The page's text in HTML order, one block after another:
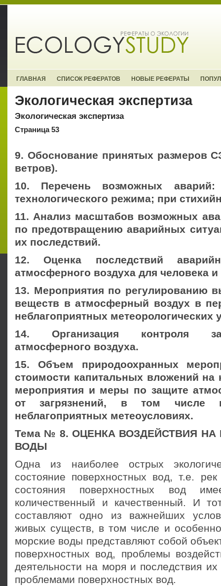
ГЛАВНАЯ СПИСОК РЕФЕРАТОВ НОВЫЕ РЕФЕРАТЫ
Экологическая экспертиза
Экологическая экспертиза
Страница 53
9. Обоснование принятых размеров
ветров).
10. Перечень возможных
технологического режима; при
11. Анализ масштабов возможных
по предотвращению аварийных
их последствий.
12. Оценка последствий
атмосферного воздуха для человека
13. Мероприятия по регулированию
веществ в атмосферный воздух в
неблагоприятных метеорологических
14. Организация контроля за
атмосферного воздуха.
15. Объем природоохранных
стоимости капитальных вложений на
мероприятия и меры по защите
от загрязнений, в том числе
неблагоприятных метеоусловиях.
Тема № 8. ОЦЕНКА ВОЗДЕЙСТВИЯ
ВОДЫ
Одна из наиболее острых
состояние поверхностных вод, т.е.
состояния поверхностных вод
количественный и качественный. И
составляют одно из важнейших
живых существ, в том числе и
морские воды представляют собой
поверхностных вод, проблемы
деятельности на моря и последствия
проблемами поверхностных вод.